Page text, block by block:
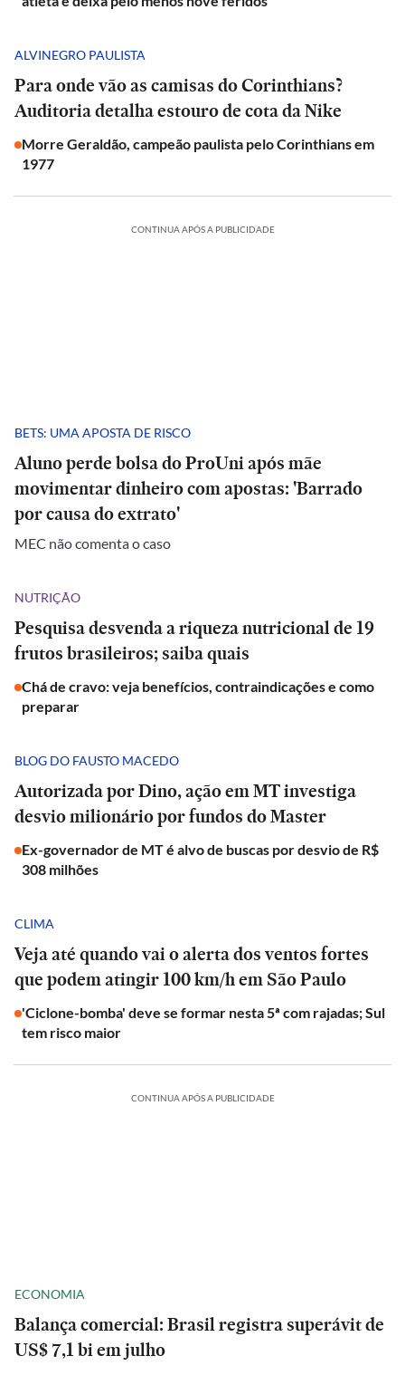
ALVINEGRO PAULISTA
Para onde vão as camisas do Corinthians?
Auditoria detalha estouro de cota da Nike
Morre Geraldão, campeão paulista pelo Corinthians em
1977
CONTINUA APÓS A PUBLICIDADE
BETS: UMA APOSTA DE RISCO
Aluno perde bolsa do ProUni após mãe
movimentar dinheiro com apostas: 'Barrado
por causa do extrato'
MEC não comenta o caso
NUTRIÇÃO
Pesquisa desvenda a riqueza nutricional de 19
frutos brasileiros; saiba quais
Chá de cravo: veja benefícios, contraindicações e como
preparar
BLOG DO FAUSTO MACEDO
Autorizada por Dino, ação em MT investiga
desvio milionário por fundos do Master
Ex-governador de MT é alvo de buscas por desvio de R$
308 milhões
CLIMA
Veja até quando vai o alerta dos ventos fortes
que podem atingir 100 km/h em São Paulo
'Ciclone-bomba' deve se formar nesta 5ª com rajadas; Sul
tem risco maior
CONTINUA APÓS A PUBLICIDADE
ECONOMIA
Balança comercial: Brasil registra superávit de
US$ 7,1 bi em julho